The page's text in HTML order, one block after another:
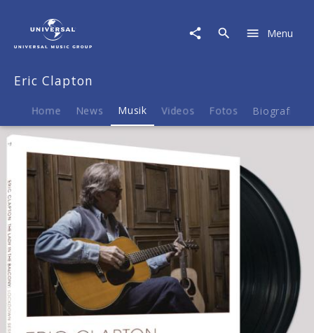
Musik
The
The
Balcony:
Lockdown
Sessions
Menu
Eric Clapton
Home News Musik Videos Fotos Biografie